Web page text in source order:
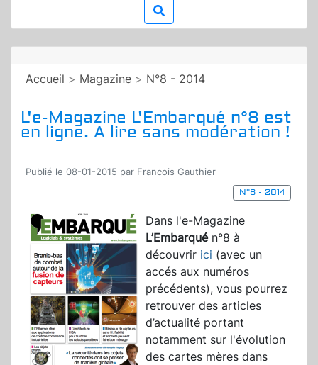
Accueil > Magazine > N°8 - 2014
L'e-Magazine L'Embarqué n°8 est
en ligne. A lire sans modération !
Publié le 08-01-2015 par Francois Gauthier
N°8 - 2014
Dans l'e-Magazine
L’Embarqué n°8 à
découvrir ici (avec un
accés aux numéros
précédents), vous pourrez
retrouver des articles
d’actualité portant
notamment sur l'évolution
des cartes mères dans